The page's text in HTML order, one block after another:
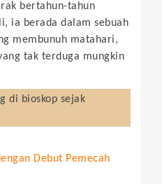
bertahun-tahun
ia berada dalam sebuah
membunuh matahari,
tak terduga mungkin
di bioskop sejak
Debut Pemecah